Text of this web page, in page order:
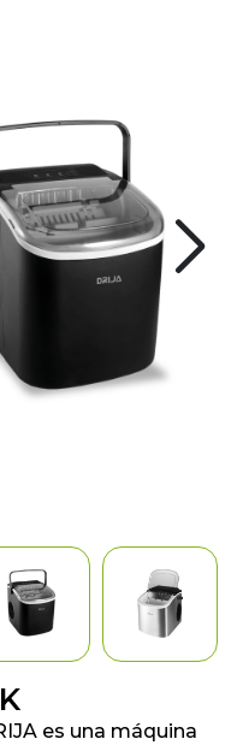
es una máquina